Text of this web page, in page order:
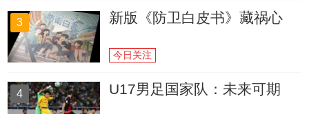
3 新版《防卫白皮书》藏祸心
今日关注
4 U17男足国家队：未来可期